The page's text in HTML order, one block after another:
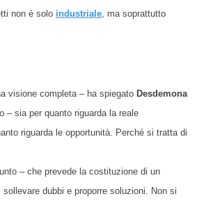
non è solo industriale, ma soprattutto
visione completa – ha spiegato Desdemona
– sia per quanto riguarda la reale
riguarda le opportunità. Perché si tratta di
– che prevede la costituzione di un
dubbi e proporre soluzioni. Non si